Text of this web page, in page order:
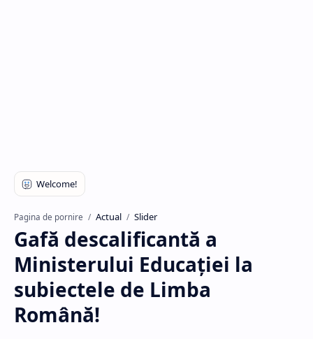
Pagina de pornire Actual Slider
Gafă descalificantă a
Ministerului Educației la
subiectele de Limba
Română!